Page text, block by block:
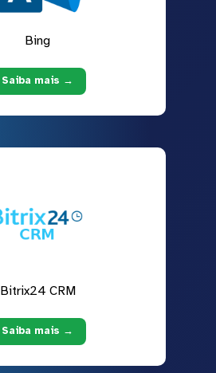
Bing
Saiba mais →
Bitrix24 CRM
Saiba mais →